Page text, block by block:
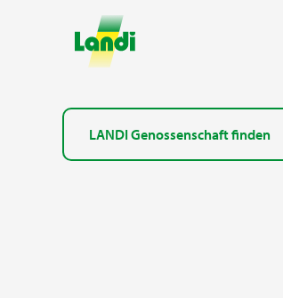
LANDI Genossenschaft finden